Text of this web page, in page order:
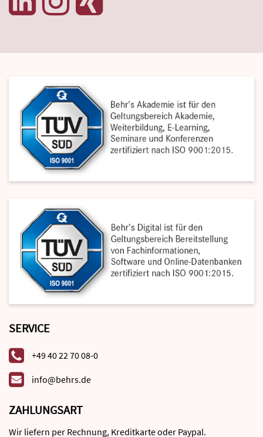
SERVICE
+49 40 22 70 08-0
info@behrs.de
ZAHLUNGSART
Wir liefern per Rechnung, Kreditkarte oder Paypal.